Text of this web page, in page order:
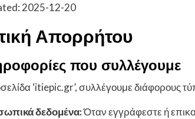
2025-12-20
Απορρήτου
που συλλέγουμε
‘itiepic.gr’, συλλέγουμε διάφορους
δεδομένα:Όταν εγγράφεστε ή